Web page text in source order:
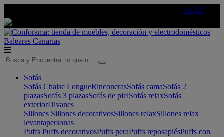
AQUÍ
Baleares Canarias
Sofás
Sofás Chaise LongueRinconerasSofás camaSofás 2
plazasSofás 3 plazasSofás de pielSofás relaxSofás
exteriorDivanes
Sillones Sillones decorativosSillones relaxSillones relax
levantapersonas
Puffs Puffs decorativosPuffs peraPuffs reposapiésPuffs con